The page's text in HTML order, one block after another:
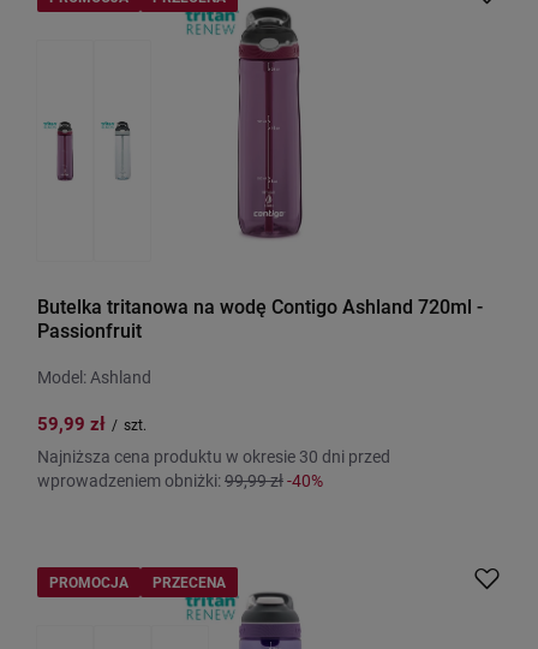
Butelka tritanowa na wodę Contigo Ashland 720ml -
Passionfruit
Model: Ashland
59,99 zł / szt.
Najniższa cena produktu w okresie 30 dni przed
wprowadzeniem obniżki:99,99 zł-40%
PROMOCJA PRZECENA